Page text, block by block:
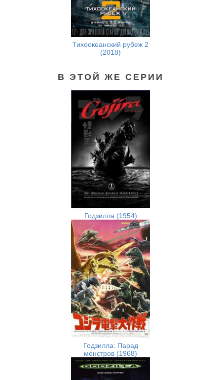
Тихоокеанский рубеж 2
(2018)
В ЭТОЙ ЖЕ СЕРИИ
Годзилла (1954)
Годзилла: Парад
монстров (1968)